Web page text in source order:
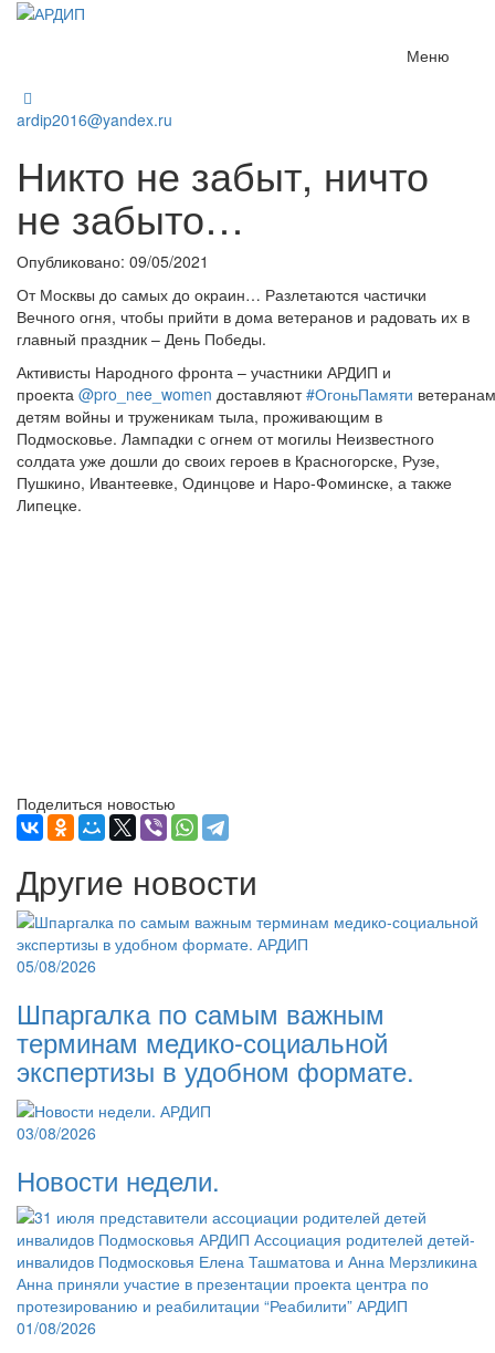
Меню
ardip2016@yandex.ru
Никто не забыт, ничто
не забыто…
Опубликовано: 09/05/2021
От Москвы до самых до окраин… Разлетаются частички
Вечного огня, чтобы прийти в дома ветеранов и радовать их в
главный праздник – День Победы.
Активисты Народного фронта – участники АРДИП и
проекта @pro_nee_women доставляют#ОгоньПамяти
детям войны и труженикам тыла, проживающим в
Подмосковье. Лампадки с огнем от могилы Неизвестного
солдата уже дошли до своих героев в Красногорске, Рузе,
Пушкино, Ивантеевке, Одинцове и Наро-Фоминске, а также
Липецке.
Поделиться новостью
Другие новости
05/08/2026
Шпаргалка по самым важным
терминам медико-социальной
экспертизы в удобном формате.
03/08/2026
Новости недели.
01/08/2026